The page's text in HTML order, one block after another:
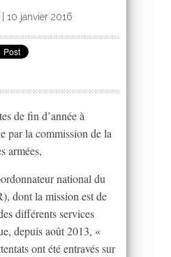
10 janvier 2016
de fin d’année à
par la commission de la
armées,
national du
dont la mission est de
différents services
depuis août 2013, «
ont été entravés sur